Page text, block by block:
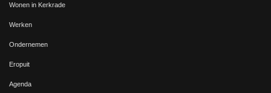
Wonen in Kerkrade
Werken
Ondernemen
Eropuit
Agenda